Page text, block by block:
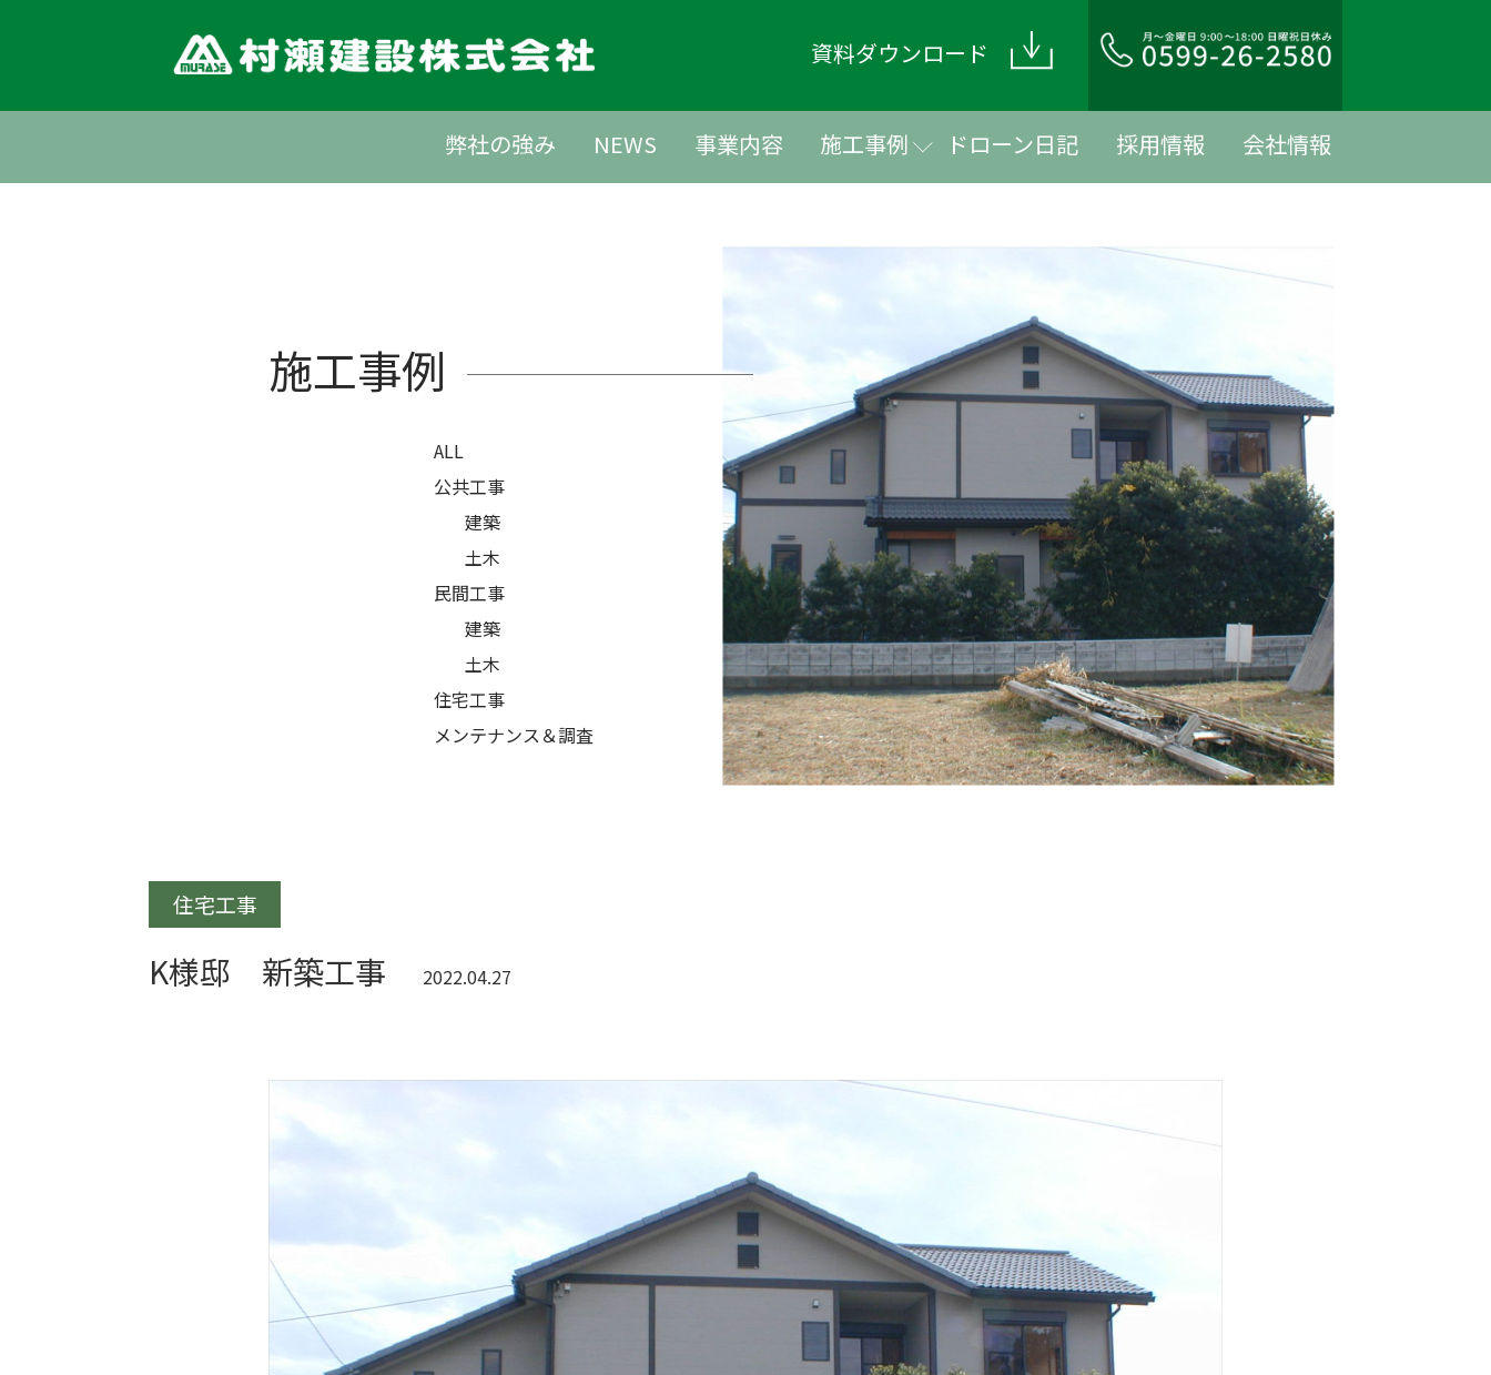
資料ダウンロード
弊社の強み NEWS 事業内容 施工事例 ドローン日記 採用情報 会社情報
施工事例
ALL
公共工事
建築
土木
民間工事
建築
土木
住宅工事
メンテナンス＆調査
住宅工事
K様邸 新築工事 2022.04.27